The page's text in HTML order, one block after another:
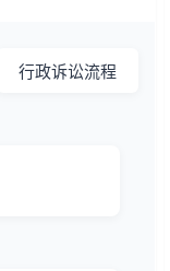
行政诉讼流程